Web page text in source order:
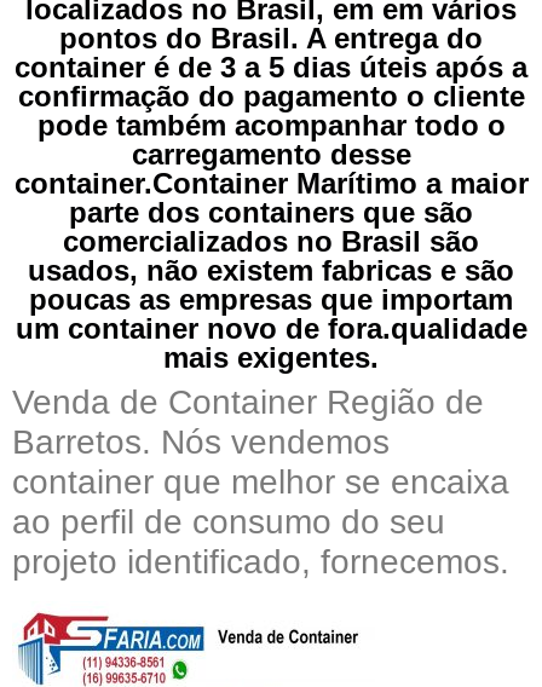
localizados no Brasil, em em vários
pontos do Brasil. A entrega do
container é de 3 a 5 dias úteis após a
confirmação do pagamento o cliente
pode também acompanhar todo o
carregamento desse
container.Container Marítimo a maior
parte dos containers que são
comercializados no Brasil são
usados, não existem fabricas e são
poucas as empresas que importam
um container novo de fora.qualidade
mais exigentes.
Venda de Container Região de
Barretos. Nós vendemos
container que melhor se encaixa
ao perfil de consumo do seu
projeto identificado, fornecemos.